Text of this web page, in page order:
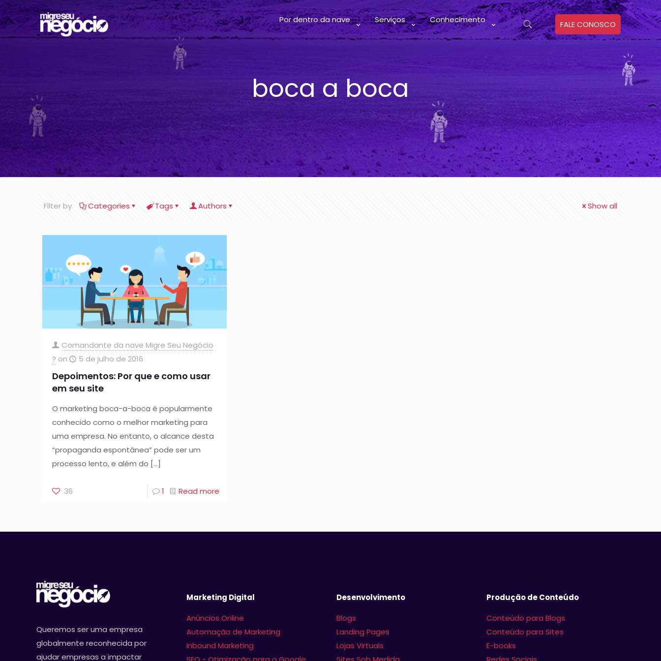
Por dentro da nave Serviços Conhecimento FALE CONOSCO
boca a boca
Filter by Categories Tags Authors Show all
Comandante da nave Migre Seu Negócio
? on 5 de julho de 2016
Depoimentos: Por que e como usar
em seu site
O marketing boca-a-boca é popularmente
conhecido como o melhor marketing para
uma empresa. No entanto, o alcance desta
“propaganda espontânea” pode ser um
processo lento, e além do […]
36 1 Read more
Queremos ser uma empresa
globalmente reconhecida por
ajudar empresas a impactar
Marketing Digital
Anúncios Online
Automação de Marketing
Inbound Marketing
Desenvolvimento
Blogs
Landing Pages
Lojas Virtuais
Produção de Conteúdo
Conteúdo para Blogs
Conteúdo para Sites
E-books